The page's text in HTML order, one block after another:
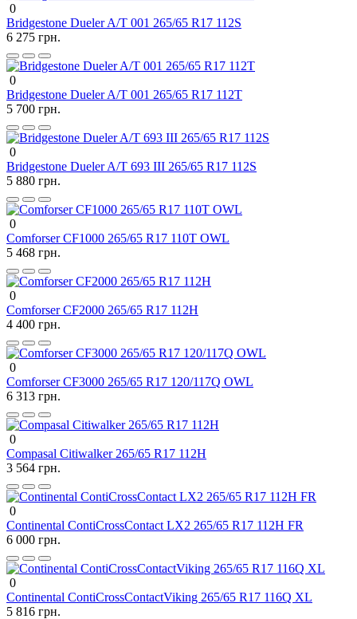
0
Bridgestone Dueler A/T 001 265/65 R17 112S
6 275 грн.
0
Bridgestone Dueler A/T 001 265/65 R17 112T
5 700 грн.
0
Bridgestone Dueler A/T 693 III 265/65 R17 112S
5 880 грн.
0
Comforser CF1000 265/65 R17 110T OWL
5 468 грн.
0
Comforser CF2000 265/65 R17 112H
4 400 грн.
0
Comforser CF3000 265/65 R17 120/117Q OWL
6 313 грн.
0
Compasal Citiwalker 265/65 R17 112H
3 564 грн.
0
Continental ContiCrossContact LX2 265/65 R17 112H FR
6 000 грн.
0
Continental ContiCrossContactViking 265/65 R17 116Q XL
5 816 грн.